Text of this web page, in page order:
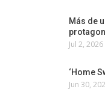
Más de
Jul 2, 2026
‘Home
Jun 30,